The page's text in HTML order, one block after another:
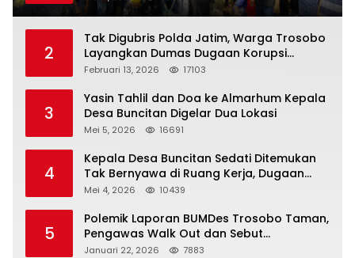
2
Tak Digubris Polda Jatim, Warga Trosobo
Layangkan Dumas Dugaan Korupsi
Oknum DPRD Sidoarjo ke Kapolri
Februari 13, 2026 17103
3
Yasin Tahlil dan Doa ke Almarhum Kepala
Desa Buncitan Digelar Dua Lokasi
Mei 5, 2026 16691
4
Kepala Desa Buncitan Sedati Ditemukan
Tak Bernyawa di Ruang Kerja, Dugaan
Bunuh Diri Menguat
Mei 4, 2026 10439
5
Polemik Laporan BUMDes Trosobo Taman,
Pengawas Walk Out dan Sebut
Kejanggalan
Januari 22, 2026 7883